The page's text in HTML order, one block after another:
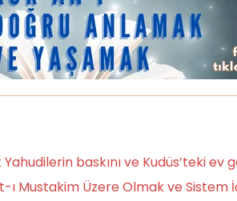
baskını ve Kudüs’teki ev
ı Mustakim Üzere Olmak ve Sistem